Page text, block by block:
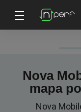
Nova
mapa
Nova